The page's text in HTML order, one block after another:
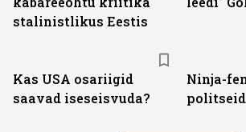
stalinistlikus Eestis
Kas USA osariigid
saavad iseseisvuda?
Ninja-
politseid